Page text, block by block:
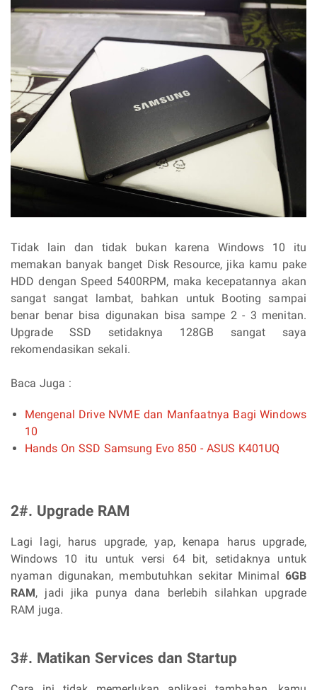
Tidak lain dan tidak bukan karena Windows 10 itu
memakan banyak banget Disk Resource, jika kamu pake
HDD dengan Speed 5400RPM, maka kecepatannya akan
sangat sangat lambat, bahkan untuk Booting sampai
benar benar bisa digunakan bisa sampe 2 - 3 menitan.
Upgrade SSD setidaknya 128GB sangat saya
rekomendasikan sekali.
Baca Juga :
Mengenal Drive NVME dan Manfaatnya Bagi Windows
10
Hands On SSD Samsung Evo 850 - ASUS K401UQ
2#. Upgrade RAM
Lagi lagi, harus upgrade, yap, kenapa harus upgrade,
Windows 10 itu untuk versi 64 bit, setidaknya untuk
nyaman digunakan, membutuhkan sekitar Minimal 6GB
RAM, jadi jika punya dana berlebih silahkan upgrade
RAM juga.
3#. Matikan Services dan Startup